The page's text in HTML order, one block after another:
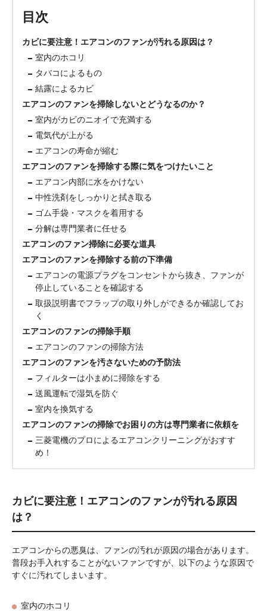
目次
カビに要注意！エアコンのファンが汚れる原因は？
室内のホコリ
タバコによるもの
結露によるカビ
エアコンのファンを掃除しないとどうなるのか？
室内がカビのニオイで充満する
電気代が上がる
エアコンの寿命が縮む
エアコンのファンを掃除する際に気をつけたいこと
エアコン内部に水をかけない
中性洗剤をしっかりと拭き取る
ゴム手袋・マスクを着用する
分解は専門業者に任せる
エアコンのファン掃除に必要な道具
エアコンのファンを掃除する前の下準備
エアコンの電源プラグをコンセントから抜き、ファンが
停止していることを確認する
取扱説明書でフラップの取り外しができるか確認してお
く
エアコンのファンの掃除手順
エアコンのファンの掃除方法
エアコンのファンを汚さないための予防法
フィルターは小まめに掃除をする
送風運転で湿気を防ぐ
室内を換気する
エアコンのファンの掃除でお困りの方は専門業者に依頼を
三菱電機のプロによるエアコンクリーニングがおすす
め！
カビに要注意！エアコンのファンが汚れる原因
は？
エアコンからの悪臭は、ファンの汚れが原因の場合があります。
普段お手入れすることがないファンですが、以下のような原因で
すぐに汚れてしまいます。
室内のホコリ